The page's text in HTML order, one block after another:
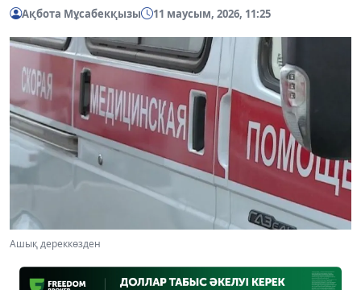
Ақбота Мұсабекқызы 11 маусым, 2026, 11:25
Ашық дереккөзден